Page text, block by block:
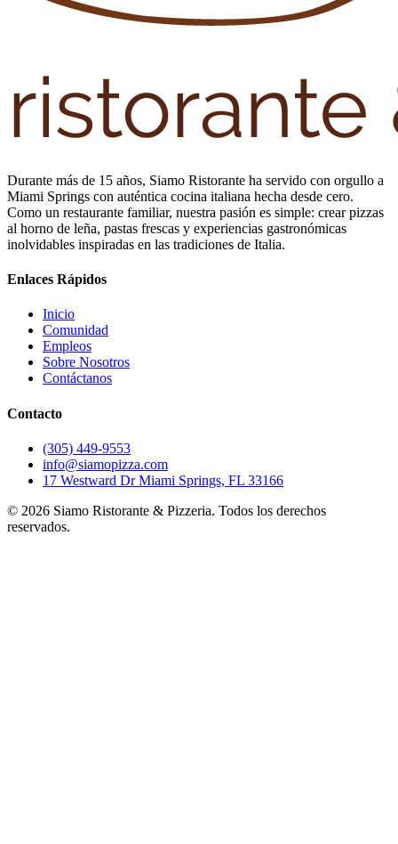
Durante más de 15 años, Siamo Ristorante ha servido con orgullo a
Miami Springs con auténtica cocina italiana hecha desde cero.
Como un restaurante familiar, nuestra pasión es simple: crear pizzas
al horno de leña, pastas frescas y experiencias gastronómicas
inolvidables inspiradas en las tradiciones de Italia.
Enlaces Rápidos
Inicio
Comunidad
Empleos
Sobre Nosotros
Contáctanos
Contacto
(305) 449-9553
info@siamopizza.com
17 Westward Dr Miami Springs, FL 33166
© 2026 Siamo Ristorante & Pizzeria. Todos los derechos
reservados.